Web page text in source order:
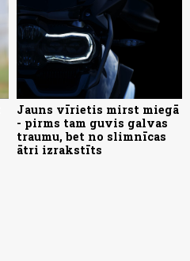
Jauns vīrietis mirst miegā
- pirms tam guvis galvas
traumu, bet no slimnīcas
ātri izrakstīts